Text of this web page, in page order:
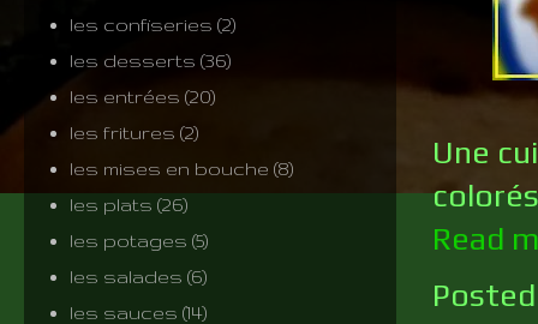
Une
Read
les confiseries (2)
les desserts (36)
les entrées (20)
les fritures (2)
les mises en bouche (8)
les plats (26)
les potages (5)
les salades (6)
les sauces (14)